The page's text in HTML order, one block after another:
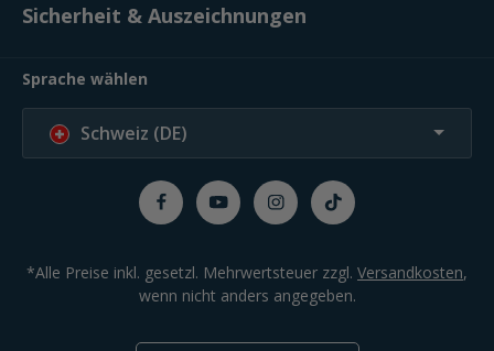
Sicherheit & Auszeichnungen
Sprache wählen
Schweiz (DE)
*Alle Preise inkl. gesetzl. Mehrwertsteuer zzgl. Versandkosten,
wenn nicht anders angegeben.